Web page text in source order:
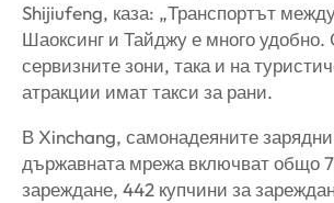
Shijiufeng, каза: „Транспортът
Шаоксинг и Тайджу е много удобно.
сервизните зони, така и на
атракции имат такси за рани.
В Xinchang, самонадеяните
държавната мрежа включват общо
зареждане, 442 купчини за